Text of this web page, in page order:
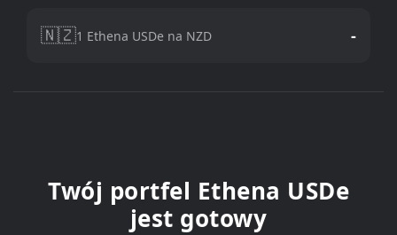
🇳🇿1 Ethena USDe na NZD -
Twój portfel Ethena USDe
jest gotowy